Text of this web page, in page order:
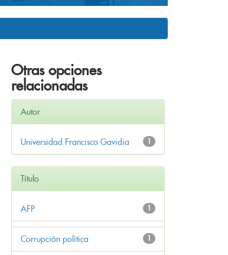
Otras opciones
relacionadas
Autor
1
Universidad Francisco Gavidia
Título
1
AFP
1
Corrupción política